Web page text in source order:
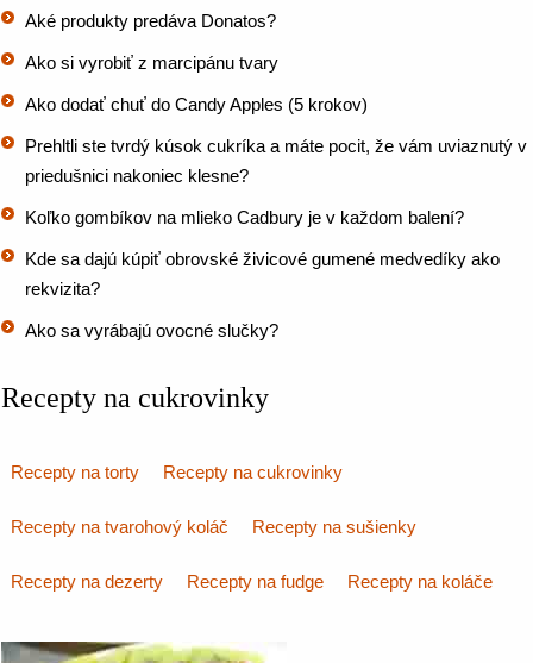
Aké produkty predáva Donatos?
Ako si vyrobiť z marcipánu tvary
Ako dodať chuť do Candy Apples (5 krokov)
Prehltli ste tvrdý kúsok cukríka a máte pocit, že vám uviaznutý v
priedušnici nakoniec klesne?
Koľko gombíkov na mlieko Cadbury je v každom balení?
Kde sa dajú kúpiť obrovské živicové gumené medvedíky ako
rekvizita?
Ako sa vyrábajú ovocné slučky?
Recepty na cukrovinky
Recepty na torty Recepty na cukrovinky
Recepty na tvarohový koláč Recepty na sušienky
Recepty na dezerty Recepty na fudge Recepty na koláče